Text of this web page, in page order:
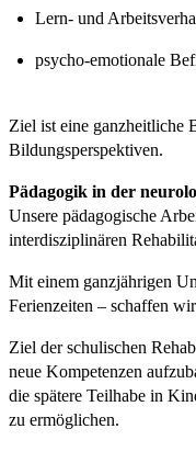
Lern- und
psycho-emotionale
Ziel ist eine ganzheitliche
Bildungsperspektiven.
Pädagogik in der
Unsere pädagogische
interdisziplinären
Mit einem ganzjährigen
Ferienzeiten – schaffen
Ziel der schulischen
neue Kompetenzen
die spätere Teilhabe in
zu ermöglichen.